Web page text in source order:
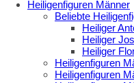
Heiligenfiguren Männer
Beliebte
Heiliger
Heiliger
Heiliger
Heiligenfiguren
Heiligenfiguren